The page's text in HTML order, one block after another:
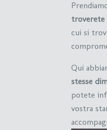
troverete
cui si
Qui
stesse
potete
vostra